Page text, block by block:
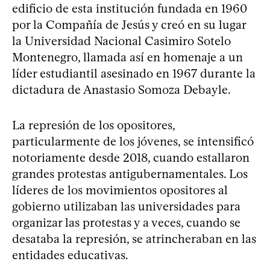
edificio de esta institución fundada en 1960
por la Compañía de Jesús y creó en su lugar
la Universidad Nacional Casimiro Sotelo
Montenegro, llamada así en homenaje a un
líder estudiantil asesinado en 1967 durante la
dictadura de Anastasio Somoza Debayle.
La represión de los opositores,
particularmente de los jóvenes, se intensificó
notoriamente desde 2018, cuando estallaron
grandes protestas antigubernamentales. Los
líderes de los movimientos opositores al
gobierno utilizaban las universidades para
organizar las protestas y a veces, cuando se
desataba la represión, se atrincheraban en las
entidades educativas.